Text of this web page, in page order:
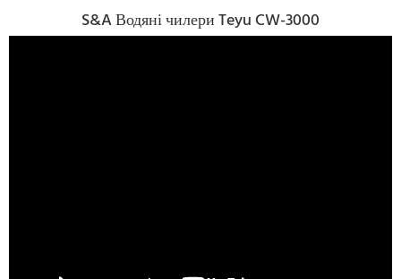
S&A Водяні чилери Teyu CW-3000